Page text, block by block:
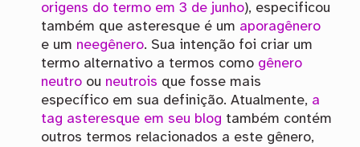
origens do termo em 3 de junho), especificou
também que asteresque é um aporagênero
e um neegênero. Sua intenção foi criar um
termo alternativo a termos como gênero
neutroou neutrois que fosse mais
específico em sua definição. Atualmente, a
tag asteresque em seu blog também contém
outros termos relacionados a este gênero,